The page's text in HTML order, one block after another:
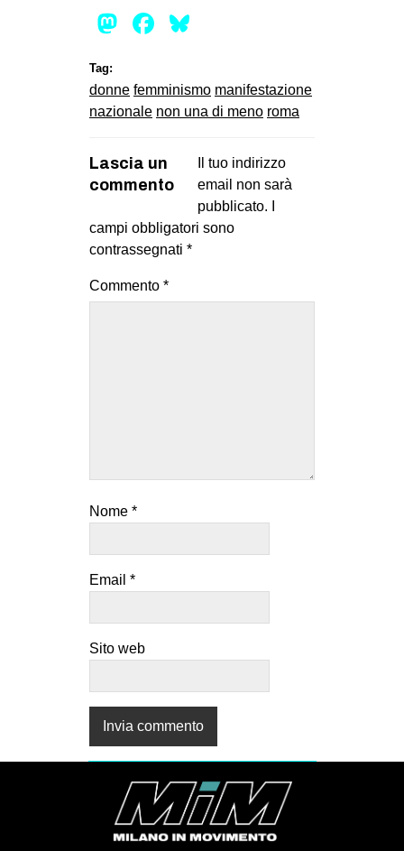
Mastodon
Facebook
Tag:
donne femminismo manifestazione
nazionale non una di meno roma
Lascia un
commento
Il tuo indirizzo
email non sarà
pubblicato.
campi obbligatori sono
contrassegnati *
Commento *
Nome *
Email *
Sito web